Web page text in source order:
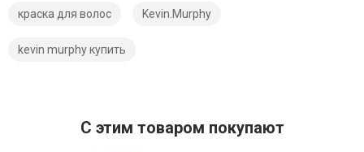
краска для волос Kevin.Murphy
kevin murphy купить
C этим товаром покупают